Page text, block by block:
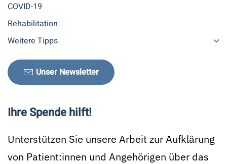
COVID-19
Rehabilitation
Weitere Tipps
Unser Newsletter
Ihre Spende hilft!
Unterstützen Sie unsere Arbeit zur Aufklärung
von Patient:innen und Angehörigen über das